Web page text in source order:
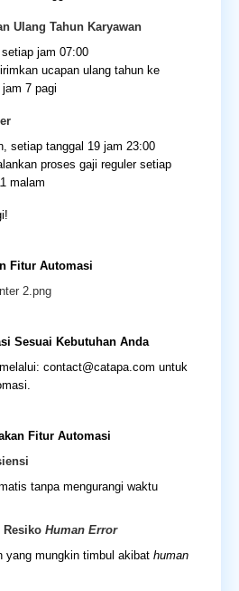
Ulang Tahun Karyawan
jam 07:00
ucapan ulang tahun ke
7 pagi
setiap tanggal 19 jam 23:00
proses gaji reguler setiap
malam
Fitur Automasi
Sesuai Kebutuhan Anda
contact@catapa.com untuk
Fitur Automasi
tanpa mengurangi waktu
Human Error
yang mungkin timbul akibat human